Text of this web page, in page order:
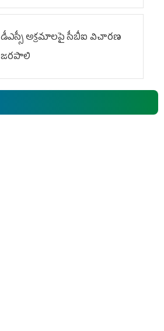
డీఎస్సీ అక్రమాలపై సీబీఐ విచారణ
జరపాలి